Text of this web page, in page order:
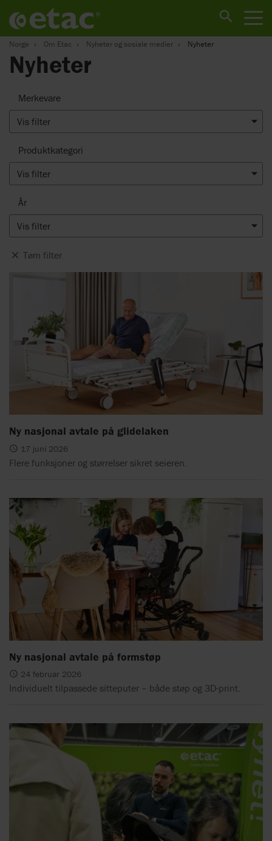
Norge Om Etac Nyheter og sosiale medier Nyheter
Nyheter
Merkevare
Vis filter
Produktkategori
Vis filter
År
Vis filter
Tøm filter
Ny nasjonal avtale på glidelaken
17 juni 2026
Flere funksjoner og størrelser sikret seieren.
Ny nasjonal avtale på formstøp
24 februar 2026
Individuelt tilpassede sitteputer – både støp og 3D-print.